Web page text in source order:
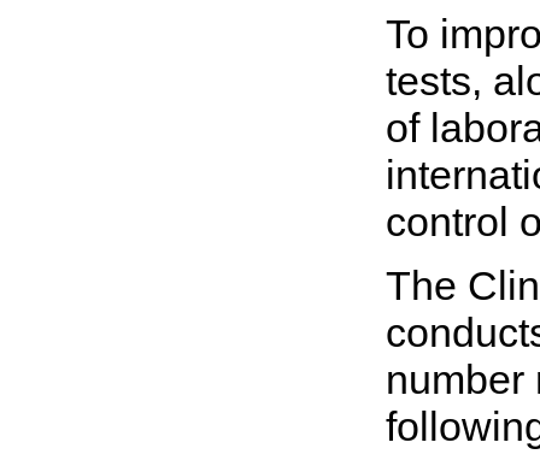
To
tests,
of
control
The
number